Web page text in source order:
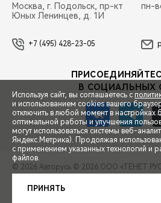
СПЕЦПРЕДЛОЖЕНИЯ
ЗАПИСЬ НА ТЕСТ-ДРАЙВ
Москва, г. Подольск, пр-кт
Юных Ленинцев, д. 1И
пн-
+7 (495) 428-23-05
В СОЦИАЛЬНЫХ
© 2026 Авторусь © 2026 ООО «ТЕНЕТ
Сделано в ПЕРКС
Используя сайт, вы соглашаетесь с
и использованием cookies вашего
отключить в любой момент в настройках
оптимальной работы и улучшения
могут использоваться системы веб-
Яндекс.Метрика). Продолжая
с применением указанных технологий и
файлов.
ПРИНЯТЬ